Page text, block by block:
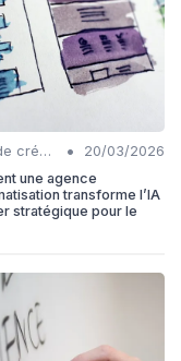
Outils de création de contenu automatisés •
20/03/2026
une agence
transforme l’IA
stratégique pour le